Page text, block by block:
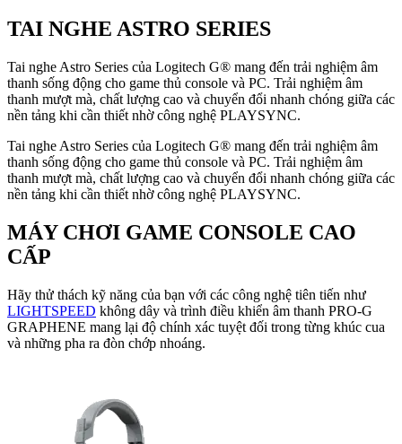
TAI NGHE ASTRO SERIES
Tai nghe Astro Series của Logitech G® mang đến trải nghiệm âm
thanh sống động cho game thủ console và PC. Trải nghiệm âm
thanh mượt mà, chất lượng cao và chuyển đổi nhanh chóng giữa các
nền tảng khi cần thiết nhờ công nghệ PLAYSYNC.
Tai nghe Astro Series của Logitech G® mang đến trải nghiệm âm
thanh sống động cho game thủ console và PC. Trải nghiệm âm
thanh mượt mà, chất lượng cao và chuyển đổi nhanh chóng giữa các
nền tảng khi cần thiết nhờ công nghệ PLAYSYNC.
MÁY CHƠI GAME CONSOLE CAO
CẤP
Hãy thử thách kỹ năng của bạn với các công nghệ tiên tiến như
LIGHTSPEED không dây và trình điều khiển âm thanh PRO-G
GRAPHENE mang lại độ chính xác tuyệt đối trong từng khúc cua
và những pha ra đòn chớp nhoáng.